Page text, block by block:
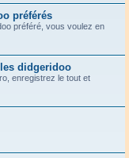
préférés
préféré, vous voulez en
didgeridoo
enregistrez le tout et